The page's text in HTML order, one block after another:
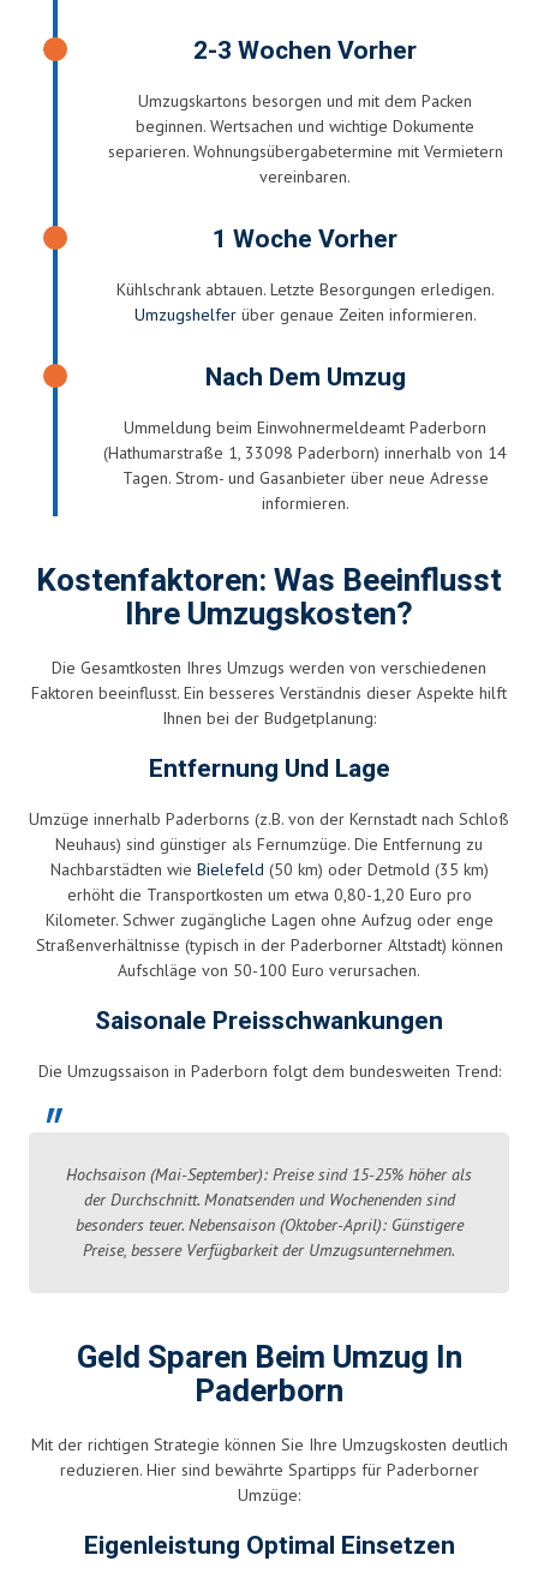
2-3 Wochen Vorher
Umzugskartons besorgen und mit dem Packen
beginnen. Wertsachen und wichtige Dokumente
separieren. Wohnungsübergabetermine mit Vermietern
vereinbaren.
1 Woche Vorher
Kühlschrank abtauen. Letzte Besorgungen erledigen.
Umzugshelferüber genaue Zeiten informieren.
Nach Dem Umzug
Ummeldung beim Einwohnermeldeamt Paderborn
(Hathumarstraße 1, 33098 Paderborn) innerhalb von 14
Tagen. Strom- und Gasanbieter über neue Adresse
informieren.
Kostenfaktoren: Was Beeinflusst
Ihre Umzugskosten?
Die Gesamtkosten Ihres Umzugs werden von verschiedenen
Faktoren beeinflusst. Ein besseres Verständnis dieser Aspekte hilft
Ihnen bei der Budgetplanung:
Entfernung Und Lage
Umzüge innerhalb Paderborns (z.B. von der Kernstadt nach Schloß
Neuhaus) sind günstiger als Fernumzüge. Die Entfernung zu
Nachbarstädten wie Bielefeld (50 km) oder Detmold (35 km)
erhöht die Transportkosten um etwa 0,80-1,20 Euro pro
Kilometer. Schwer zugängliche Lagen ohne Aufzug oder enge
Straßenverhältnisse (typisch in der Paderborner Altstadt) können
Aufschläge von 50-100 Euro verursachen.
Saisonale Preisschwankungen
Die Umzugssaison in Paderborn folgt dem bundesweiten Trend:
Hochsaison (Mai-September): Preise sind 15-25% höher als
der Durchschnitt. Monatsenden und Wochenenden sind
besonders teuer. Nebensaison (Oktober-April): Günstigere
Preise, bessere Verfügbarkeit der Umzugsunternehmen.
Geld Sparen Beim Umzug In
Paderborn
Mit der richtigen Strategie können Sie Ihre Umzugskosten deutlich
reduzieren. Hier sind bewährte Spartipps für Paderborner
Umzüge:
Eigenleistung Optimal Einsetzen